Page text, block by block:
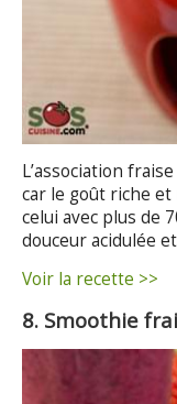
L’association
car le goût riche
celui avec plus de
douceur acidulée
Voir la recette >>
8. Smoothie